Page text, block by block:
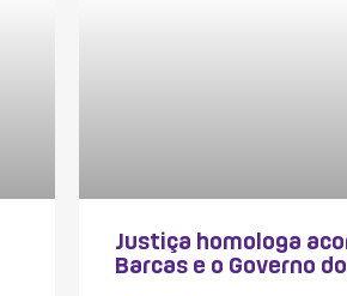
Justiça homologa
Barcas e o Governo